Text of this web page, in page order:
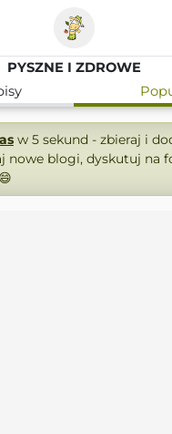
PYSZNE I ZDROWE
w 5 sekund - zbieraj i
nowe blogi, dyskutuj na